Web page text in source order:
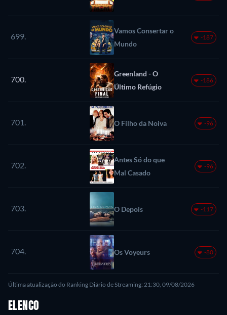
699.
Vamos Consertar o
Mundo
-187
700.
Greenland - O
Último Refúgio
-186
701. O Filho da Noiva -96
702.
Antes Só do que
Mal Casado
-96
703. O Depois -117
704. Os Voyeurs -80
Última atualização do Ranking Diário de Streaming: 21:30, 09/08/2026
ELENCO